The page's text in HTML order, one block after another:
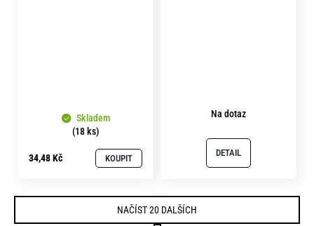
Skladem
(18 ks)
34,48 Kč KOUPIT
Na dotaz
DETAIL
NAČÍST 20 DALŠÍCH